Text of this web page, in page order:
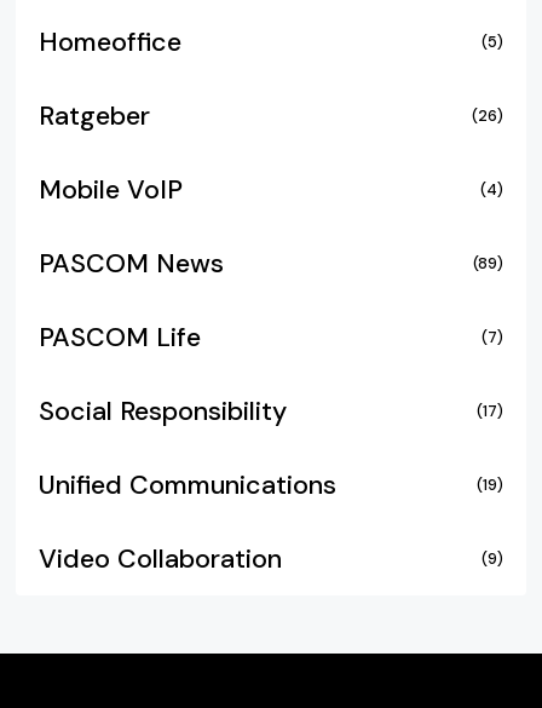
Homeoffice (5)
Ratgeber (26)
Mobile VoIP (4)
PASCOM News (89)
PASCOM Life (7)
Social Responsibility (17)
Unified Communications (19)
Video Collaboration (9)